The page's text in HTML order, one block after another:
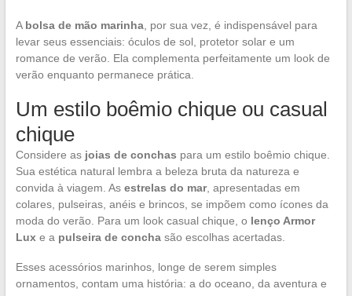
A bolsa de mão marinha, por sua vez, é indispensável para
levar seus essenciais: óculos de sol, protetor solar e um
romance de verão. Ela complementa perfeitamente um look de
verão enquanto permanece prática.
Um estilo boêmio chique ou casual
chique
Considere as joias de conchas para um estilo boêmio chique.
Sua estética natural lembra a beleza bruta da natureza e
convida à viagem. As estrelas do mar, apresentadas em
colares, pulseiras, anéis e brincos, se impõem como ícones da
moda do verão. Para um look casual chique, o lenço Armor
Luxe a pulseira de conchasão escolhas acertadas.
Esses acessórios marinhos, longe de serem simples
ornamentos, contam uma história: a do oceano, da aventura e